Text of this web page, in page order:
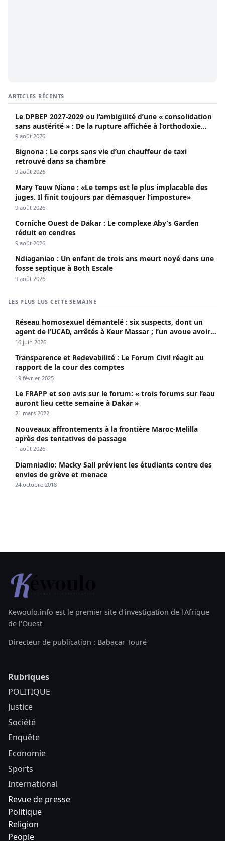
ARTICLES RÉCENTS
Le DPBEP 2027-2029 ou l’ambigüité d’une « consolidation
sans austérité » : De la rupture affichée à l’orthodoxie
budgétaire, une analyse critique de la trajectoire
9 août 2026
Bignona : Le corps sans vie d’un chauffeur de taxi
retrouvé dans sa chambre
9 août 2026
Mary Teuw Niane : «Le temps est le plus implacable des
juges. Il finit toujours par démasquer l’imposture»
9 août 2026
Corniche Ouest de Dakar : Le complexe Aby’s Garden
réduit en cendres
9 août 2026
Ndiaganiao : Un enfant de trois ans meurt noyé dans une
fosse septique à Both Escale
9 août 2026
LES PLUS LUS CETTE SEMAINE
Réseau homosexuel démantelé : six suspects, dont un
agent de l’UCAD, arrêtés à Keur Massar ; l’un avoue avoir
propagé le VIH depuis 2018
16 juin 2026
Transparence et Redevabilité : Le Forum Civil réagit au
rapport de la cour des comptes
19 février 2025
Le FRAPP et son avis sur le forum: « trois forums sur l’eau
auront lieu cette semaine à Dakar »
21 mars 2022
Nouveaux affrontements à la frontière Maroc-Melilla
après des tentatives de passage
1 août 2026
Diamniadio: Macky Sall prévient les étudiants contre des
envies de grève et menace
24 octobre 2018
Kewoulo.info est le premier site d'investigation de l'Afrique
de l'Ouest
Directeur de publication : Babacar Touré
Rubriques
POLITIQUE
Justice
Société
Enquête
Economie
Sports
International
Revue de presse
Politique
Religion
People